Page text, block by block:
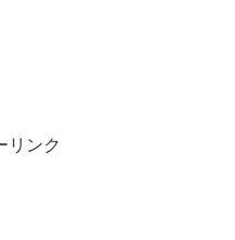
リンク